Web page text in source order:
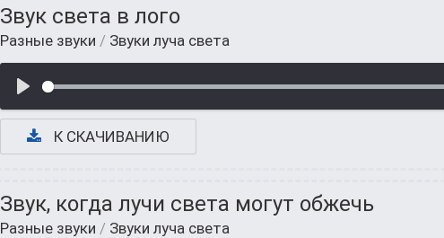
Звук света в лого
Разные звуки / Звуки луча света
К СКАЧИВАНИЮ
Звук, когда лучи света могут обжечь
Разные звуки / Звуки луча света